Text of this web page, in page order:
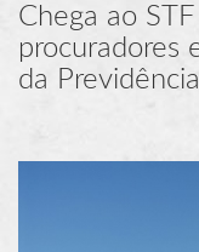
Chega ao
procuradores
da Previdência